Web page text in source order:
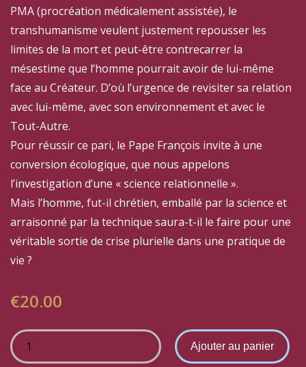
PMA (procréation médicalement assistée), le
transhumanisme veulent justement repousser les
limites de la mort et peut-être contrecarrer la
mésestime que l’homme pourrait avoir de lui-même
face au Créateur. D’où l’urgence de revisiter sa relation
avec lui-même, avec son environnement et avec le
Tout-Autre.
Pour réussir ce pari, le Pape François invite à une
conversion écologique, que nous appelons
l’investigation d’une « science relationnelle ».
Mais l’homme, fut-il chrétien, emballé par la science et
arraisonné par la technique saura-t-il le faire pour une
véritable sortie de crise plurielle dans une pratique de
vie ?
€20.00
Ajouter au panier